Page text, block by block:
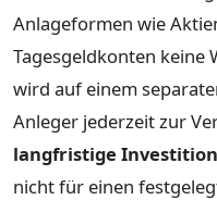
Anlageformen wie
Tagesgeldkonten keine
wird auf einem
Anleger jederzeit zur
langfristige
nicht für einen